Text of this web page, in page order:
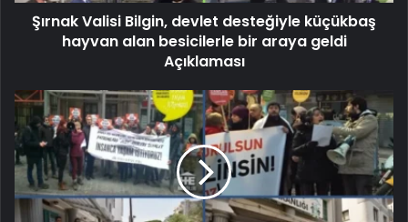
Şırnak Valisi Bilgin, devlet desteğiyle küçükbaş
hayvan alan besicilerle bir araya geldi
Açıklaması